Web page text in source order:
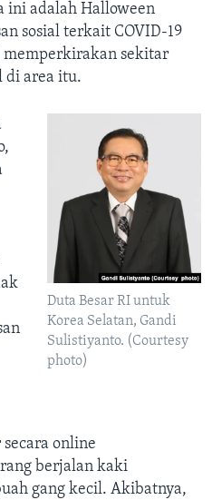
ini adalah Halloween
sosial terkait COVID-19
sekitar
di area itu.
Duta Besar RI untuk
Korea Selatan, Gandi
Sulistiyanto. (Courtesy
photo)
online
berjalan kaki
gang kecil. Akibatnya,